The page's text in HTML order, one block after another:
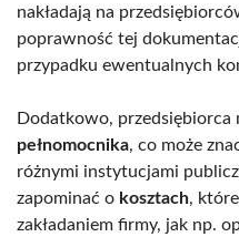
nakładają na
poprawność tej
przypadku ewentualnych
Dodatkowo, przedsiębiorca
pełnomocnika, co może
różnymi instytucjami
zapominać o kosztach,
zakładaniem firmy, jak np.